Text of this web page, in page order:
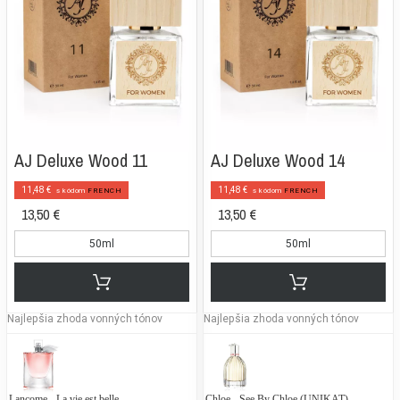
AJ Deluxe Wood 11
11,48 € s kódom FRENCH
13,50 €
50ml
Najlepšia zhoda vonných tónov
AJ Deluxe Wood 14
11,48 € s kódom FRENCH
13,50 €
50ml
Najlepšia zhoda vonných tónov